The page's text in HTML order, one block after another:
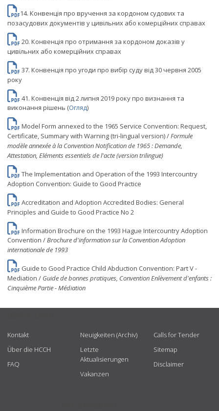
14. Конвенція про вручення за кордоном судових та
позасудових документів у цивільних або комерційних справах
20. Конвенція про отримання за кордоном доказів у
цивільних або комерційних справах
37. Конвенція про угоди про вибір суду від 30 червня 2005
року
41. Конвенція від 2 липня 2019 року про визнання та
виконання рішень (Огляд)
Model Form annexed to the 1965 Service Convention: Request,
Certificate, Summary with Warning (tri-lingual version) /Formule
modèle annexée à la Convention Notification de 1965 : Demande,
Attestation, Eléments essentiels de l'acte (version trilingue)
The Implementation and Operation of the 1993 Intercountry
Adoption Convention: Guide to Good Practice
Accreditation and Adoption Accredited Bodies: General
Principles and Guide to Good Practice No 2
Information Brochure on the 1993 Hague Intercountry Adoption
Convention /Brochure d'information sur la Convention Adoption
internationale de 1993
Guide to Good Practice Child Abduction Convention: Part V -
Mediation / Guide de bonnes pratiques, Convention Enlèvement d'enfants :
Cinquième Partie - Médiation
Kontakt
Über die HCCH
FAQ
Neuigkeiten (Archiv)
Letzte
Aktualisierungen
Vakanzen
Calls for Tender
Sitemap
Disclaimer